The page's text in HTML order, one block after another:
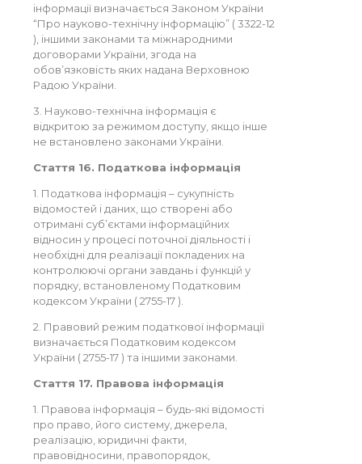
інформації визначається Законом України
“Про науково-технічну інформацію” ( 3322-12
), іншими законами та міжнародними
договорами України, згода на
обов’язковість яких надана Верховною
Радою України.
3. Науково-технічна інформація є
відкритою за режимом доступу, якщо інше
не встановлено законами України.
Стаття 16. Податкова інформація
1. Податкова інформація – сукупність
відомостей і даних, що створені або
отримані суб’єктами інформаційних
відносин у процесі поточної діяльності і
необхідні для реалізації покладених на
контролюючі органи завдань і функцій у
порядку, встановленому Податковим
кодексом України ( 2755-17 ).
2. Правовий режим податкової інформації
визначається Податковим кодексом
України ( 2755-17 ) та іншими законами.
Стаття 17. Правова інформація
1. Правова інформація – будь-які відомості
про право, його систему, джерела,
реалізацію, юридичні факти,
правовідносини, правопорядок,